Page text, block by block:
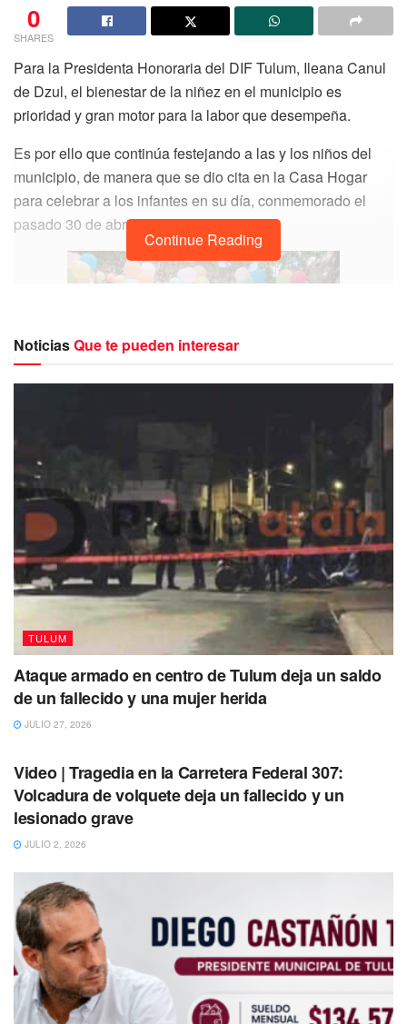
0
SHARES
Para la Presidenta Honoraria del DIF Tulum, Ileana Canul
de Dzul, el bienestar de la niñez en el municipio es
prioridad y gran motor para la labor que desempeña.
Es por ello que continúa festejando a las y los niños del
municipio, de manera que se dio cita en la Casa Hogar
para celebrar a los infantes en su día, conmemorado el
pasado 30 de abril.
Las niñas y los niños pudieron pasar un agradable día de
diversión en la que realizaron múltiples actividades,
además de nadar, jugar y realizar concursos.
Por su parte Ileana Canul de Dzul, aseveró que continuará
realizando este tipo de actividades con el propósito de
continuar impactando de manera positiva la vida de estos
y más niños así como jóvenes, proporcionándoles
experiencias en familia que les permita contribuir al
desarrollo integral de cada uno de ellos.
Recordemos que desde el pasado 30 de abril la
presidenta Honoraria del DIF Tulum, ha realizado múltiples
festejos a los más pequeños del hogar, permitiéndole a
muchas familias de Tulum darles un momento de diversión
y alegría a sus pequeños.
Continue Reading
NoticiasQue te pueden interesar
TULUM
Ataque armado en centro de Tulum deja un saldo
de un fallecido y una mujer herida
JULIO 27, 2026
Video | Tragedia en la Carretera Federal 307:
Volcadura de volquete deja un fallecido y un
lesionado grave
JULIO 2, 2026